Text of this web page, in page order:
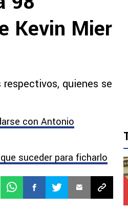
Kevin Mier
quienes se
con Antonio
suceder para ficharlo